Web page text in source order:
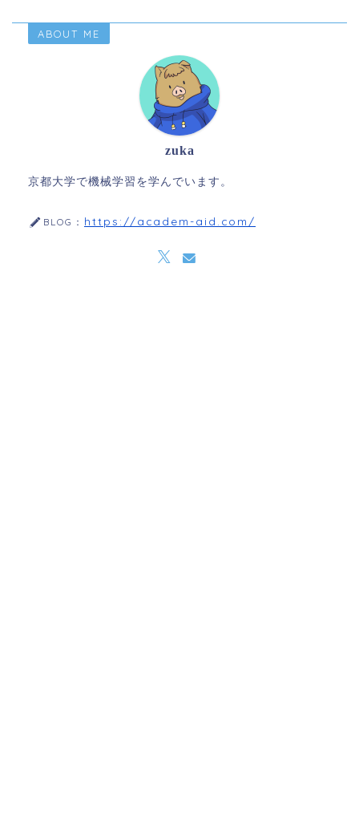
ABOUT ME
zuka
京都大学で機械学習を学んでいます。
BLOG： https://academ-aid.com/